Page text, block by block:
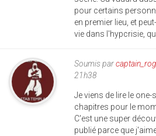
pour certains
en premier lieu, et
vie dans l'hypcrisie,
Soumis par
21h38
Je viens de lire le
chapitres pour le
C'est une super
publié parce que